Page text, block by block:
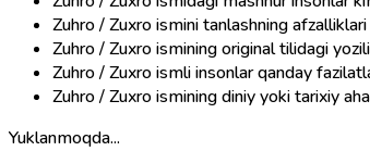
Zuhro / Zuxro ismini tanlashning
Zuhro / Zuxro ismining original tilidagi
Zuhro / Zuxro ismli insonlar qanday
Zuhro / Zuxro ismining diniy yoki tarixiy
Yuklanmoqda...